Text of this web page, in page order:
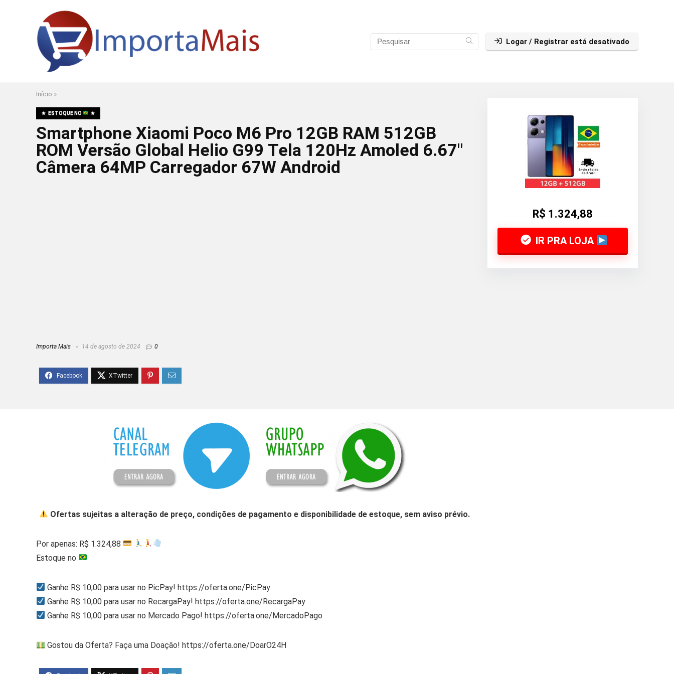
Logar / Registrar está desativado
Início »
ESTOQUE NO
Smartphone Xiaomi Poco M6 Pro 12GB RAM 512GB
ROM Versão Global Helio G99 Tela 120Hz Amoled 6.67″
Câmera 64MP Carregador 67W Android
R$ 1.324,88
IR PRA LOJA
Importa Mais 14 de agosto de 2024 0
Ofertas sujeitas a alteração de preço, condições de pagamento e disponibilidade de estoque, sem aviso prévio.
Por apenas: R$ 1.324,88
Estoque no
Ganhe R$ 10,00 para usar no PicPay! https://oferta.one/PicPay
Ganhe R$ 10,00 para usar no RecargaPay! https://oferta.one/RecargaPay
Ganhe R$ 10,00 para usar no Mercado Pago! https://oferta.one/MercadoPago
Gostou da Oferta? Faça uma Doação! https://oferta.one/DoarO24H